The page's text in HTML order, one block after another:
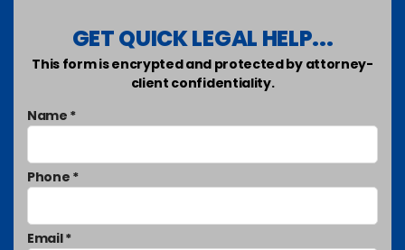
GET QUICK LEGAL HELP...
This form is encrypted and protected by attorney-
client confidentiality.
Name *
Phone *
Email *